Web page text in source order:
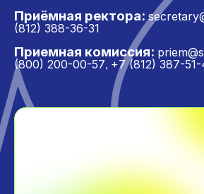
Приёмная ректора:
(812) 388-36-31
Приемная комиссия:
(800) 200-00-57, +7 (812) 387-